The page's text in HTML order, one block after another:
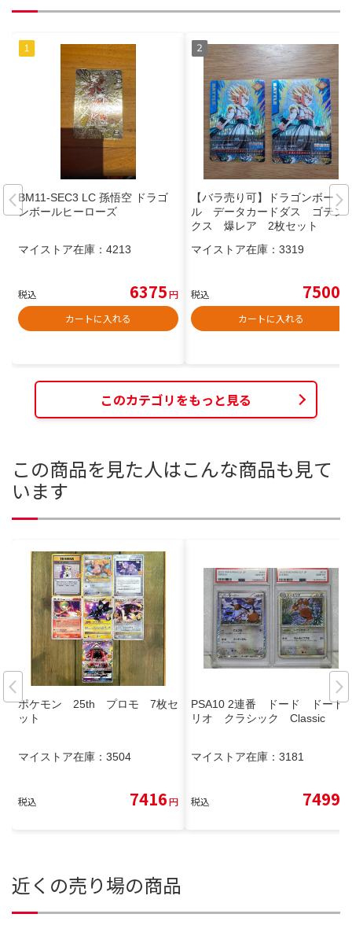
BM11-SEC3 LC 孫悟空 ドラゴ
ンボールヒーローズ
マイストア在庫： 4213
税込 6375円
カートに入れる
【バラ売り可】ドラゴンボー
ル データカードダス ゴテン
クス 爆レア 2枚セット
マイストア在庫： 3319
税込 7500
カートに入れる
このカテゴリをもっと見る
この商品を見た人はこんな商品も見て
います
ポケモン 25th プロモ 7枚セ
ット
マイストア在庫： 3504
税込 7416円
PSA10 2連番 ドード ドード
リオ クラシック Classic
マイストア在庫： 3181
税込 7499
近くの売り場の商品